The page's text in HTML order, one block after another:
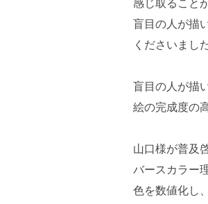
感じ取ること
盲目の人が描
くださいました
盲目の人が描
絵の完成度の
山口様が普及
バースカラー
色を数値化し